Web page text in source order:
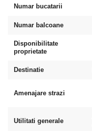
Numar bucatarii
Numar balcoane
Disponibilitate
proprietate
Destinatie
Amenajare strazi
Utilitati generale